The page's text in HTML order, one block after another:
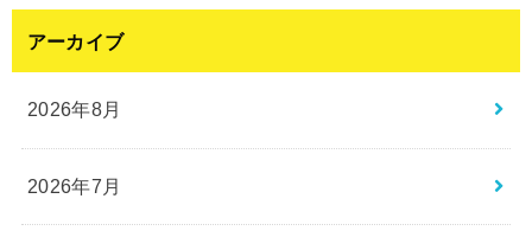
アーカイブ
2026年8月
2026年7月